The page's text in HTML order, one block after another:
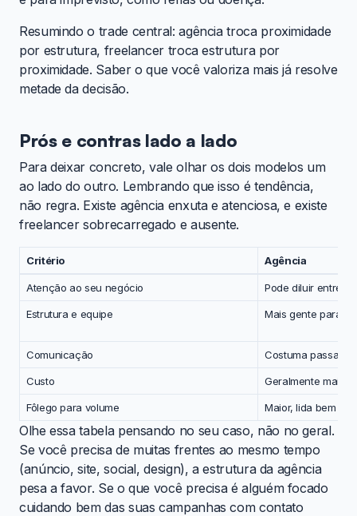
Resumindo o trade central: agência troca proximidade
por estrutura, freelancer troca estrutura por
proximidade. Saber o que você valoriza mais já resolve
metade da decisão.
Prós e contras lado a lado
Para deixar concreto, vale olhar os dois modelos um
ao lado do outro. Lembrando que isso é tendência,
não regra. Existe agência enxuta e atenciosa, e existe
freelancer sobrecarregado e ausente.
Critério Agência
Atenção ao seu negócio Pode diluir entre
Estrutura e equipe Mais gente para
Comunicação Costuma passar
Custo Geralmente mais
Fôlego para volume Maior, lida bem
Olhe essa tabela pensando no seu caso, não no geral.
Se você precisa de muitas frentes ao mesmo tempo
(anúncio, site, social, design), a estrutura da agência
pesa a favor. Se o que você precisa é alguém focado
cuidando bem das suas campanhas com contato